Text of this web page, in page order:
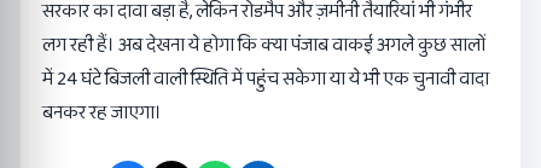
सरकार का दावा बड़ा है, लेकिन रोडमैप और ज़मीनी तैयारियां भी गंभीर
लग रही हैं। अब देखना ये होगा कि क्या पंजाब वाकई अगले कुछ सालों
में 24 घंटे बिजली वाली स्थिति में पहुंच सकेगा या ये भी एक चुनावी वादा
बनकर रह जाएगा।